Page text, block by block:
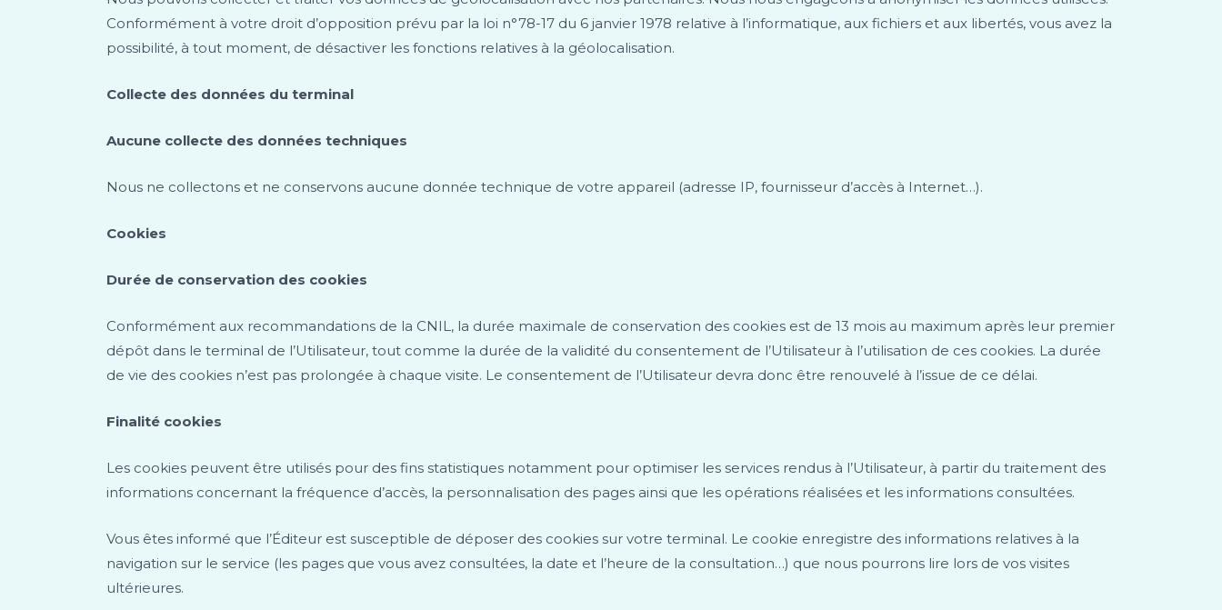
Conformément à votre droit d’opposition prévu par la loi n°78-17 du 6 janvier 1978 relative à l’informatique, aux fichiers et aux libertés, vous avez la
possibilité, à tout moment, de désactiver les fonctions relatives à la géolocalisation.
Collecte des données du terminal
Aucune collecte des données techniques
Nous ne collectons et ne conservons aucune donnée technique de votre appareil (adresse IP, fournisseur d’accès à Internet…).
Cookies
Durée de conservation des cookies
Conformément aux recommandations de la CNIL, la durée maximale de conservation des cookies est de 13 mois au maximum après leur premier
dépôt dans le terminal de l’Utilisateur, tout comme la durée de la validité du consentement de l’Utilisateur à l’utilisation de ces cookies. La durée
de vie des cookies n’est pas prolongée à chaque visite. Le consentement de l’Utilisateur devra donc être renouvelé à l’issue de ce délai.
Finalité cookies
Les cookies peuvent être utilisés pour des fins statistiques notamment pour optimiser les services rendus à l’Utilisateur, à partir du traitement des
informations concernant la fréquence d’accès, la personnalisation des pages ainsi que les opérations réalisées et les informations consultées.
Vous êtes informé que l’Éditeur est susceptible de déposer des cookies sur votre terminal. Le cookie enregistre des informations relatives à la
navigation sur le service (les pages que vous avez consultées, la date et l’heure de la consultation…) que nous pourrons lire lors de vos visites
ultérieures.